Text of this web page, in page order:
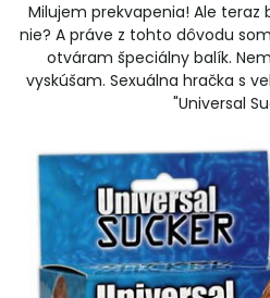
Milujem prekvapenia! Ale
nie? A práve z tohto dôvodu
otváram špeciálny balík.
vyskúšam. Sexuálna hračka s
"Universal